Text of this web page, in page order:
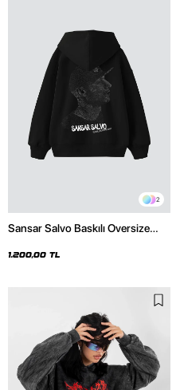
2
Sansar Salvo Baskılı Oversize
1.200,00 TL